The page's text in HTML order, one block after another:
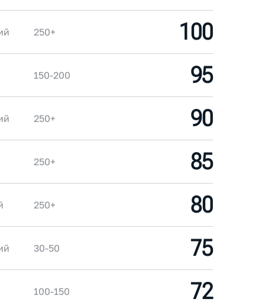
250+
100
150-200
95
250+
90
250+
85
250+
80
30-50
75
100-150
72